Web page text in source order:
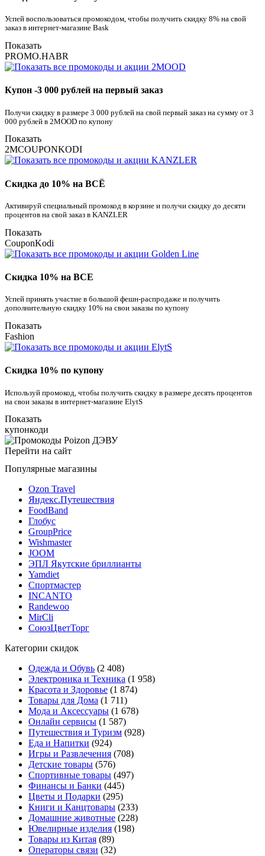
Успей воспользоваться промокодом, чтобы получить скидку 8% на свой
заказ в интернет-магазине Bask
Показать
PROMO.HABR
Купон -3 000 рублей на первый заказ
Получи скидку в размере 3 000 рублей на свой первый заказ на сумму от 3
000 рублей в 2MOOD по купону
Показать
2MCOUPONKODI
Скидка до 10% на ВСЁ
Активируй специальный промокод в корзине и получи скидку до десяти
процентов на свой заказ в KANZLER
Показать
CouponKodi
Скидка 10% на ВСЕ
Успей принять участие в большой фешн-распродаже и получить
дополнительную скидку 10% на свои заказы по купону
Показать
Fashion
Скидка 10% по купону
Используй промокод, чтобы получить скидку в размере десять процентов
на свои заказы в интернет-магазине ElytS
Показать
купонкоди
Перейти на сайт
Популярные магазины
Ozon Travel
Яндекс.Путешествия
FoodBand
Глобус
GroupPrice
Wishmaster
JOOM
ЭПЛ Якутские бриллианты
Yamdiet
Спортмастер
INCANTO
Randewoo
MirCli
СоюзЦветТорг
Категории скидок
Одежда и Обувь (2 408)
Электроника и Техника (1 958)
Красота и Здоровье (1 874)
Товары для Дома (1 711)
Мода и Аксессуары (1 678)
Онлайн сервисы (1 587)
Путешествия и Туризм (928)
Еда и Напитки (924)
Игры и Развлечения (708)
Детские товары (576)
Спортивные товары (497)
Финансы и Банки (445)
Цветы и Подарки (295)
Книги и Канцтовары (233)
Домашние животные (228)
Ювелирные изделия (198)
Товары из Китая (89)
Операторы связи (32)